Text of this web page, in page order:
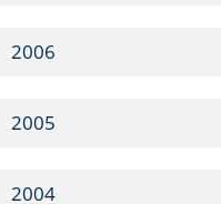
2006
2005
2004